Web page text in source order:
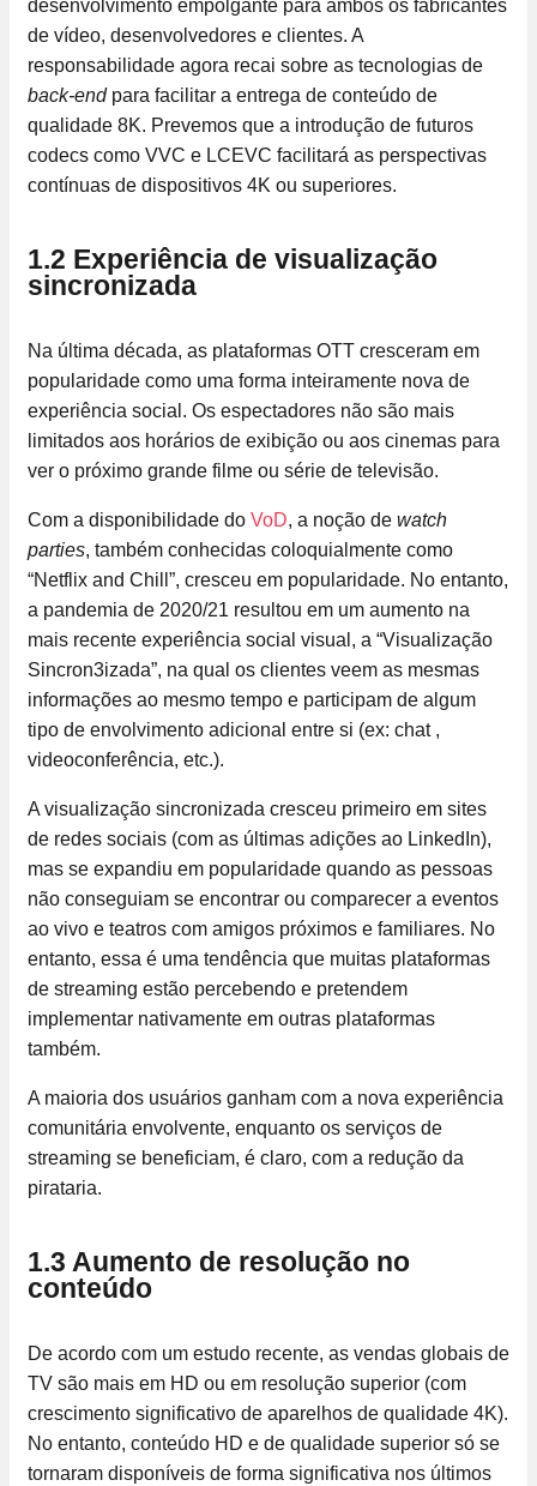
desenvolvimento empolgante para ambos os fabricantes
de vídeo, desenvolvedores e clientes. A
responsabilidade agora recai sobre as tecnologias de
back-endpara facilitar a entrega de conteúdo de
qualidade 8K. Prevemos que a introdução de futuros
codecs como VVC e LCEVC facilitará as perspectivas
contínuas de dispositivos 4K ou superiores.
1.2 Experiência de visualização
sincronizada
Na última década, as plataformas OTT cresceram em
popularidade como uma forma inteiramente nova de
experiência social. Os espectadores não são mais
limitados aos horários de exibição ou aos cinemas para
ver o próximo grande filme ou série de televisão.
Com a disponibilidade do VoD, a noção de watch
parties, também conhecidas coloquialmente como
“Netflix and Chill”, cresceu em popularidade. No entanto,
a pandemia de 2020/21 resultou em um aumento na
mais recente experiência social visual, a “Visualização
Sincron3izada”, na qual os clientes veem as mesmas
informações ao mesmo tempo e participam de algum
tipo de envolvimento adicional entre si (ex: chat ,
videoconferência, etc.).
A visualização sincronizada cresceu primeiro em sites
de redes sociais (com as últimas adições ao LinkedIn),
mas se expandiu em popularidade quando as pessoas
não conseguiam se encontrar ou comparecer a eventos
ao vivo e teatros com amigos próximos e familiares. No
entanto, essa é uma tendência que muitas plataformas
de streaming estão percebendo e pretendem
implementar nativamente em outras plataformas
também.
A maioria dos usuários ganham com a nova experiência
comunitária envolvente, enquanto os serviços de
streaming se beneficiam, é claro, com a redução da
pirataria.
1.3 Aumento de resolução no
conteúdo
De acordo com um estudo recente, as vendas globais de
TV são mais em HD ou em resolução superior (com
crescimento significativo de aparelhos de qualidade 4K).
No entanto, conteúdo HD e de qualidade superior só se
tornaram disponíveis de forma significativa nos últimos